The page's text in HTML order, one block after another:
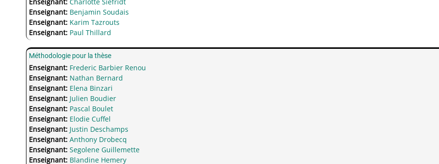
Enseignant: Benjamin Soudais
Enseignant: Karim Tazrouts
Enseignant: Paul Thillard
Méthodologie pour la thèse
Enseignant: Frederic Barbier Renou
Enseignant: Nathan Bernard
Enseignant: Elena Binzari
Enseignant: Julien Boudier
Enseignant: Pascal Boulet
Enseignant: Elodie Cuffel
Enseignant: Justin Deschamps
Enseignant:Anthony Drobecq
Enseignant:Segolene Guillemette
Enseignant: Blandine Hemery